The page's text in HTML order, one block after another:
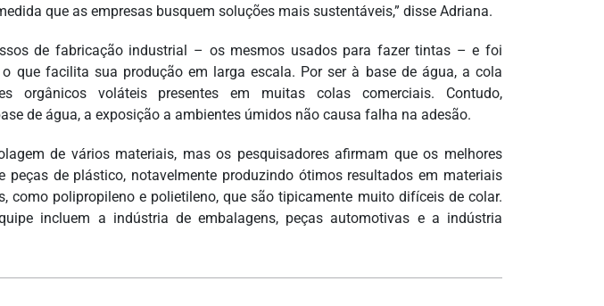
que as empresas busquem soluções mais sustentáveis,” disse Adriana.
de fabricação industrial – os mesmos usados para fazer tintas – e foi
que facilita sua produção em larga escala. Por ser à base de água, a cola
orgânicos voláteis presentes em muitas colas comerciais. Contudo,
de água, a exposição a ambientes úmidos não causa falha na adesão.
de vários materiais, mas os pesquisadores afirmam que os melhores
de plástico, notavelmente produzindo ótimos resultados em materiais
como polipropileno e polietileno, que são tipicamente muito difíceis de colar.
incluem a indústria de embalagens, peças automotivas e a indústria